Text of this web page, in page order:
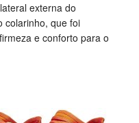
externa do
colarinho, que foi
e conforto para o